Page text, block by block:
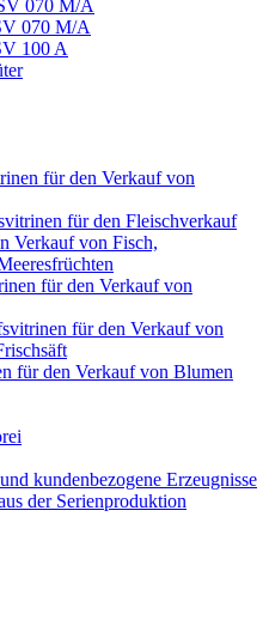
070 M/A
070 M/A
100 A
für den Verkauf von
für den Fleischverkauf
Verkauf von Fisch,
für den Verkauf von
für den Verkauf von
für den Verkauf von Blumen
kundenbezogene Erzeugnisse
der Serienproduktion